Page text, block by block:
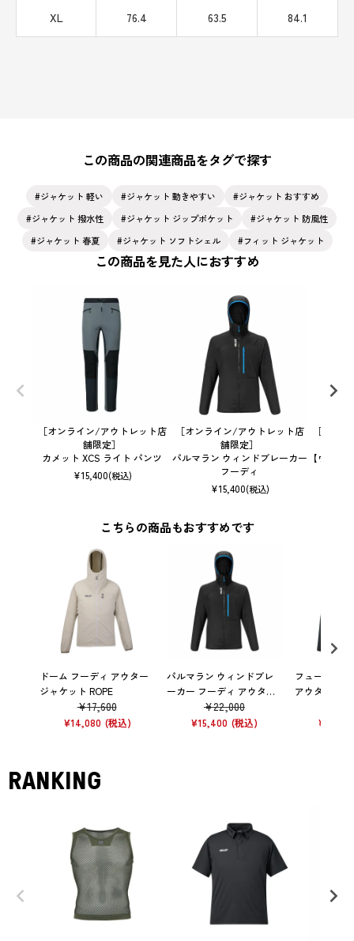
XL 76.4 63.5 84.1
この商品の関連商品をタグで探す
ジャケット 軽い ジャケット 動きやすい
ジャケット おすすめ
ジャケット 撥水性
ジャケット ジップポケット
ジャケット 防風性
ジャケット 春夏
ジャケット ソフトシェル フィット ジャケット
この商品を見た人におすすめ
［オンライン/アウトレット店
舗限定］
カメット XCS ライト パンツ
¥15,400(税込)
［オンライン/アウトレット店
舗限定］
パルマラン ウィンドブレーカー
フーディ
¥15,400(税込)
［オン
【ウィメ
こちらの商品もおすすめです
ドーム フーディ アウター
ジャケット ROPE
¥17,600
¥14,080
パルマラン ウィンドブレ
ーカー フーディ アウター
ジャケット
¥22,000
¥15,400
フュージョ
アウター ジ
¥
RANKING